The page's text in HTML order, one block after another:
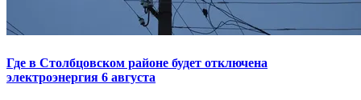
Где в Столбцовском районе будет отключена
электроэнергия 6 августа